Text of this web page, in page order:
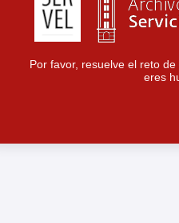
Por favor, resuelve el reto
eres